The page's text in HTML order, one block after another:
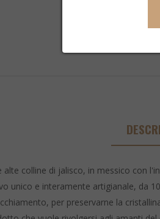
alte colline di jalisco, in messico con
unico e interamente artigianale, da
per preservarne la